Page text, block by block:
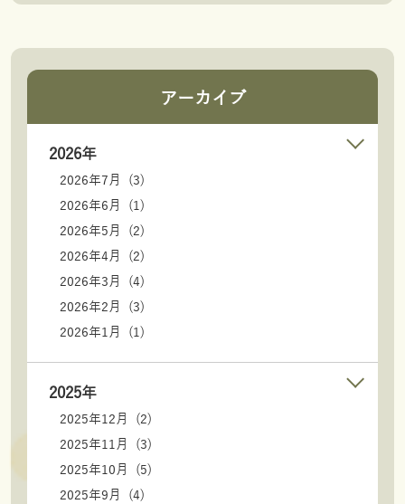
アーカイブ
2026年
2026年7月 (3)
2026年6月 (1)
2026年5月 (2)
2026年4月 (2)
2026年3月 (4)
2026年2月 (3)
2026年1月 (1)
2025年
2025年12月 (2)
2025年11月 (3)
2025年10月 (5)
2025年9月 (4)